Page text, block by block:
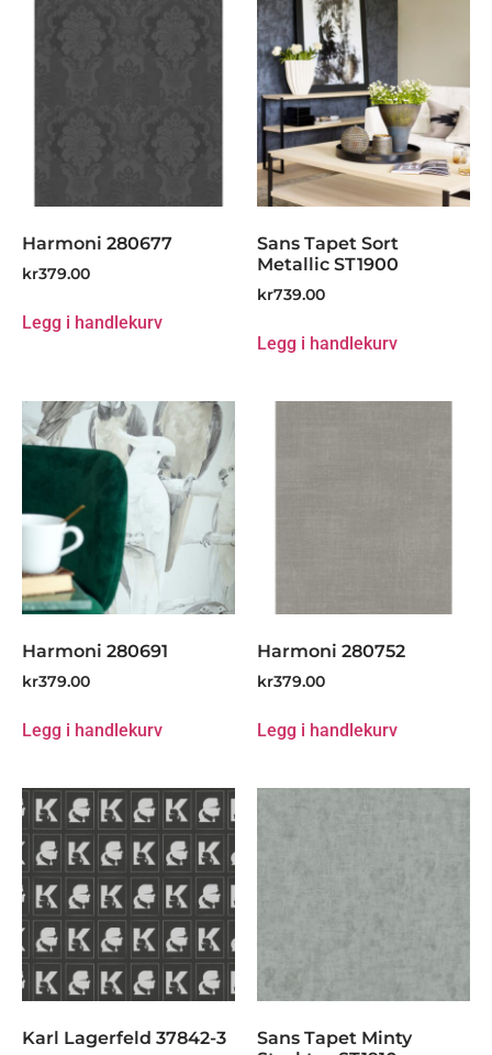
Harmoni 280677
kr379.00
Legg i handlekurv
Sans Tapet Sort
Metallic ST1900
kr739.00
Legg i handlekurv
Harmoni 280691
kr379.00
Legg i handlekurv
Harmoni 280752
kr379.00
Legg i handlekurv
Karl Lagerfeld 37842-3
Sans Tapet Minty